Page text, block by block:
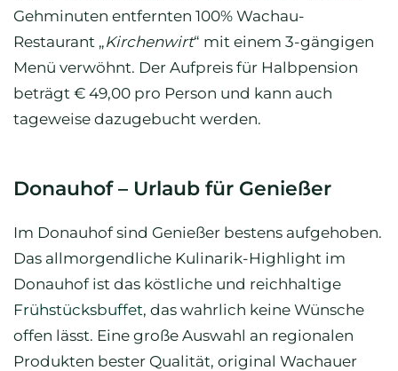
Gehminuten entfernten 100% Wachau-
Restaurant „Kirchenwirt“ mit einem 3-gängigen
Menü verwöhnt. Der Aufpreis für Halbpension
beträgt € 49,00 pro Person und kann auch
tageweise dazugebucht werden.
Donauhof – Urlaub für Genießer
Im Donauhof sind Genießer bestens aufgehoben.
Das allmorgendliche Kulinarik-Highlight im
Donauhof ist das köstliche und reichhaltige
Frühstücksbuffet, das wahrlich keine Wünsche
offen lässt. Eine große Auswahl an regionalen
Produkten bester Qualität, original Wachauer